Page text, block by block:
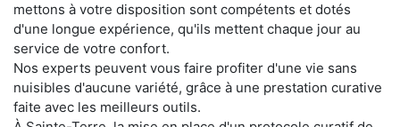
mettons à votre disposition sont compétents et dotés
d'une longue expérience, qu'ils mettent chaque jour au
service de votre confort.
Nos experts peuvent vous faire profiter d'une vie sans
nuisibles d'aucune variété, grâce à une prestation curative
faite avec les meilleurs outils.